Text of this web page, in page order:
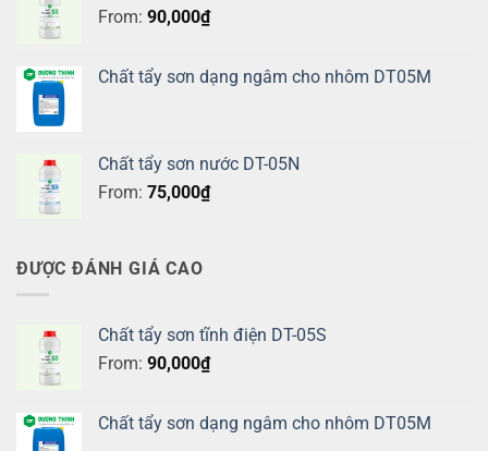
From: 90,000₫
Chất tẩy sơn dạng ngâm cho nhôm DT05M
Chất tẩy sơn nước DT-05N
From: 75,000₫
ĐƯỢC ĐÁNH GIÁ CAO
Chất tẩy sơn tĩnh điện DT-05S
From: 90,000₫
Chất tẩy sơn dạng ngâm cho nhôm DT05M